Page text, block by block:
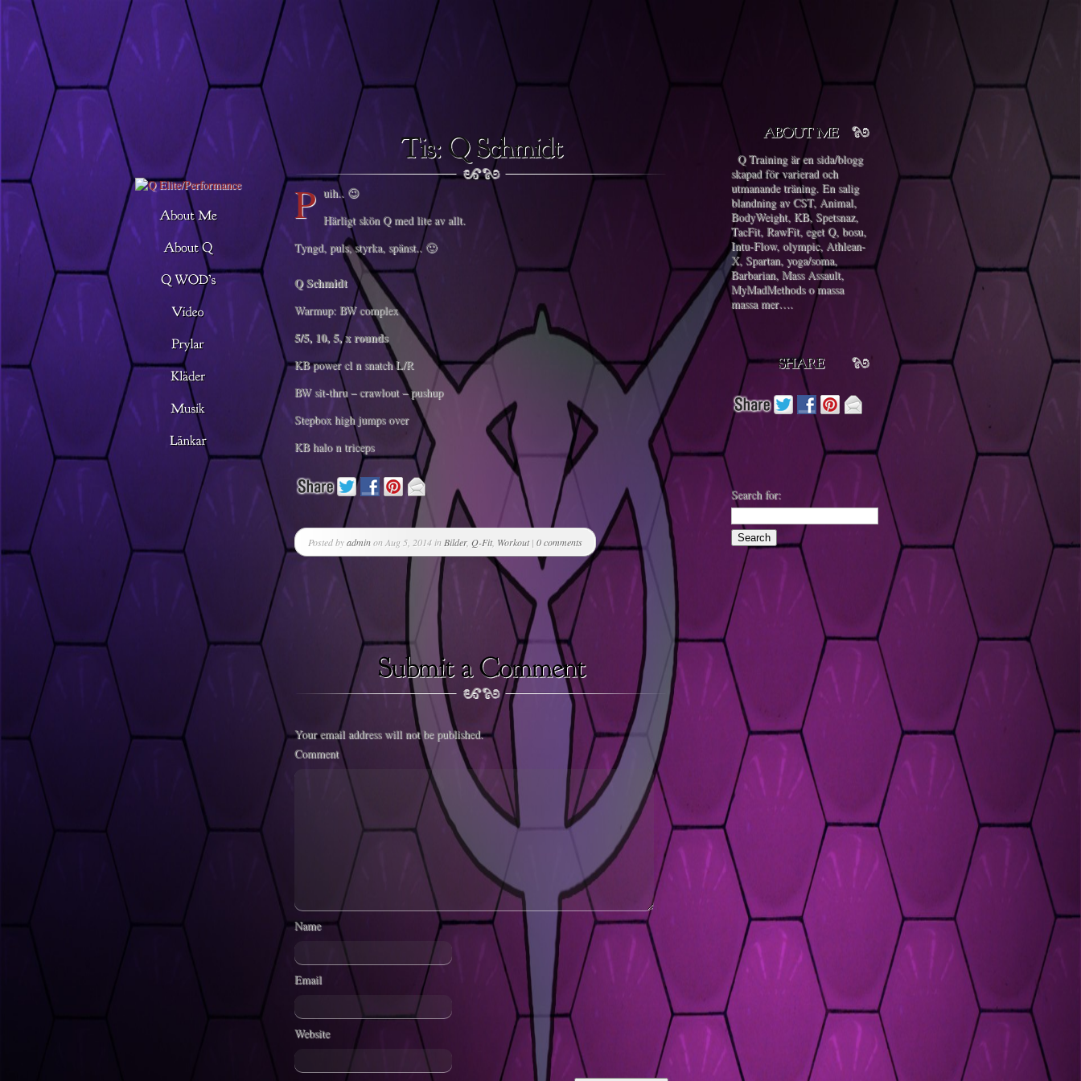
Descargar musica
P uih.. 😉
Härligt skön Q med lite av allt.
Tyngd, puls, styrka, spänst.. 🙂
Q Schmidt
Warmup: BW complex
5/5, 10, 5, x rounds
KB power cl n snatch L/R
BW sit-thru – crawlout – pushup
Stepbox high jumps over
KB halo n triceps
Posted byadminon Aug 5, 2014 in Bilder, Q-Fit, Workout| 0 comments
Your email address will not be published.
Comment
Name
Email
Website
Q Training är en sida/blogg
skapad för varierad och
utmanande träning. En salig
blandning av CST, Animal,
BodyWeight, KB, Spetsnaz,
TacFit, RawFit, eget Q, bosu,
Intu-Flow, olympic, Athlean-
X, Spartan, yoga/soma,
Barbarian, Mass Assault,
MyMadMethods o massa
massa mer….
Search for: